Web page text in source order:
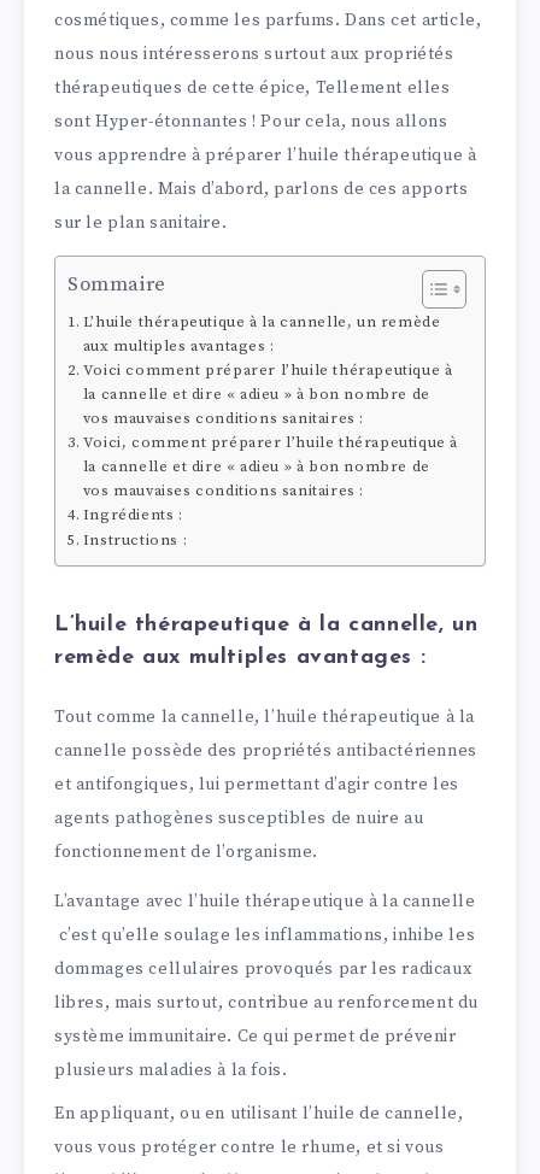
cosmétiques, comme les parfums. Dans cet article,
nous nous intéresserons surtout aux propriétés
thérapeutiques de cette épice, Tellement elles
sont Hyper-étonnantes ! Pour cela, nous allons
vous apprendre à préparer l’huile thérapeutique à
la cannelle. Mais d’abord, parlons de ces apports
sur le plan sanitaire.
Sommaire
L’huile thérapeutique à la cannelle, un remède
aux multiples avantages :
Voici comment préparer l’huile thérapeutique à
la cannelle et dire « adieu » à bon nombre de
vos mauvaises conditions sanitaires :
Voici, comment préparer l’huile thérapeutique à
la cannelle et dire « adieu » à bon nombre de
vos mauvaises conditions sanitaires :
Ingrédients :
Instructions :
L’huile thérapeutique à la cannelle, un
remède aux multiples avantages :
Tout comme la cannelle, l’huile thérapeutique à la
cannelle possède des propriétés antibactériennes
et antifongiques, lui permettant d’agir contre les
agents pathogènes susceptibles de nuire au
fonctionnement de l’organisme.
L’avantage avec l’huile thérapeutique à la cannelle
c’est qu’elle soulage les inflammations, inhibe les
dommages cellulaires provoqués par les radicaux
libres, mais surtout, contribue au renforcement du
système immunitaire. Ce qui permet de prévenir
plusieurs maladies à la fois.
En appliquant, ou en utilisant l’huile de cannelle,
vous vous protéger contre le rhume, et si vous